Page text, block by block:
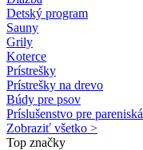
Detský program
Sauny
Grily
Koterce
Prístrešky
Prístrešky na drevo
Búdy pre psov
Príslušenstvo pre pareniská
Zobraziť všetko >
Top značky